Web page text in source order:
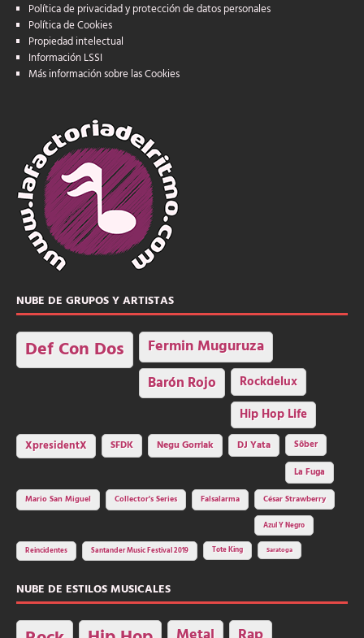
Política de privacidad y protección de datos personales
Política de Cookies
Propiedad intelectual
Información LSSI
Más información sobre las Cookies
NUBE DE GRUPOS Y ARTISTAS
Def Con Dos Fermin Muguruza
Barón Rojo Rockdelux
Hip Hop Life
XpresidentX SFDK Negu Gorriak DJ Yata
Sôber
La Fuga
Mario San Miguel
Collector's Series Falsalarma César Strawberry
Azul Y Negro
Reincidentes Santander Music Festival 2019 Tote King Saratoga
NUBE DE ESTILOS MUSICALES